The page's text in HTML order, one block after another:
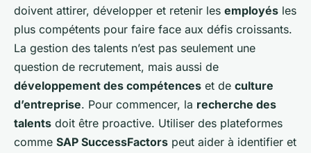
doivent attirer, développer et retenir les employés les
plus compétents pour faire face aux défis croissants.
La gestion des talents n’est pas seulement une
question de recrutement, mais aussi de
développement des compétences et de culture
d’entreprise. Pour commencer, la recherche des
talents doit être proactive. Utiliser des plateformes
comme SAP SuccessFactors peut aider à identifier et